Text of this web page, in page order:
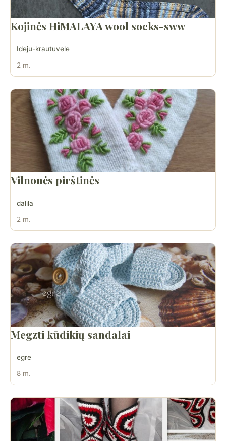
Kojinės HiMALAYA wool socks-sww
Ideju-krautuvele
2 m.
Vilnonės pirštinės
dalila
2 m.
Megzti kūdikių sandalai
egre
8 m.